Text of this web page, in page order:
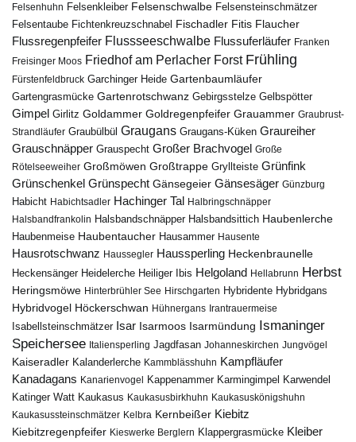
Felsenhuhn Felsenkleiber Felsenschwalbe Felsensteinschmätzer
Felsentaube Fichtenkreuzschnabel Fischadler Fitis Flaucher
Flussregenpfeifer Flussseeschwalbe Flussuferläufer Franken
Freisinger Moos Friedhof am Perlacher Forst Frühling
Fürstenfeldbruck Garchinger Heide Gartenbaumläufer
Gartengrasmücke Gartenrotschwanz Gebirgsstelze Gelbspötter
Gimpel Girlitz Goldammer Goldregenpfeifer Grauammer Graubrust-
Strandläufer Graubülbül Graugans Graugans-Küken Graureiher
Grauschnäpper Grauspecht Großer Brachvogel Große
Rötelseeweiher Großmöwen Großtrappe Gryllteiste Grünfink
Grünschenkel Grünspecht Gänsegeier Gänsesäger Günzburg
Habicht Habichtsadler Hachinger Tal Halbringschnäpper
Halsbandfrankolin Halsbandschnäpper Halsbandsittich Haubenlerche
Haubenmeise Haubentaucher Hausammer Hausente
Hausrotschwanz Haussegler Haussperling Heckenbraunelle
Heckensänger Heidelerche Heiliger Ibis Helgoland Hellabrunn Herbst
Heringsmöwe Hinterbrühler See Hirschgarten Hybridente Hybridgans
Hybridvogel Höckerschwan Hühnergans Irantrauermeise
Isabellsteinschmätzer Isar Isarmoos Isarmündung Ismaninger
Speichersee Italiensperling Jagdfasan Johanneskirchen Jungvögel
Kaiseradler Kalanderlerche Kammblässhuhn Kampfläufer
Kanadagans Kanarienvogel Kappenammer Karmingimpel Karwendel
Katinger Watt Kaukasus Kaukasusbirkhuhn Kaukasuskönigshuhn
Kaukasussteinschmätzer Kelbra Kernbeißer Kiebitz
Kiebitzregenpfeifer Kieswerke Berglern Klappergrasmücke Kleiber